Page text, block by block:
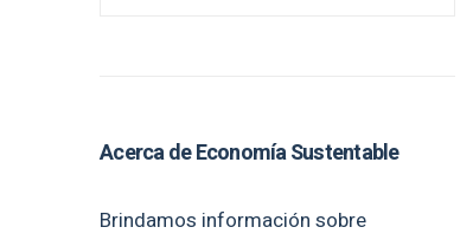
Acerca de Economía Sustentable
Brindamos información sobre